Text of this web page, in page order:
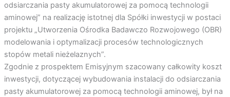
odsiarczania pasty akumulatorowej za pomocą technologii
aminowej” na realizację istotnej dla Spółki inwestycji w postaci
projektu „Utworzenia Ośrodka Badawczo Rozwojowego (OBR)
modelowania i optymalizacji procesów technologicznych
stopów metali nieżelaznych”.
Zgodnie z prospektem Emisyjnym szacowany całkowity koszt
inwestycji, dotyczącej wybudowania instalacji do odsiarczania
pasty akumulatorowej za pomocą technologii aminowej, był na